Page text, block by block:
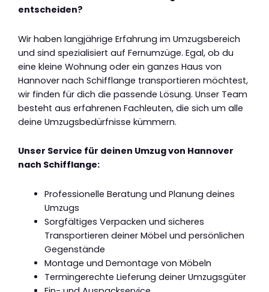
entscheiden?
Wir haben langjährige Erfahrung im Umzugsbereich
und sind spezialisiert auf Fernumzüge. Egal, ob du
eine kleine Wohnung oder ein ganzes Haus von
Hannover nach Schifflange transportieren möchtest,
wir finden für dich die passende Lösung. Unser Team
besteht aus erfahrenen Fachleuten, die sich um alle
deine Umzugsbedürfnisse kümmern.
Unser Service für deinen Umzug von Hannover
nach Schifflange:
Professionelle Beratung und Planung deines
Umzugs
Sorgfältiges Verpacken und sicheres
Transportieren deiner Möbel und persönlichen
Gegenstände
Montage und Demontage von Möbeln
Termingerechte Lieferung deiner Umzugsgüter